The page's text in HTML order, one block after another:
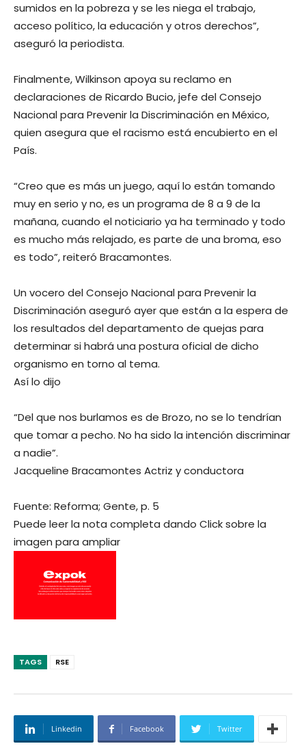
sumidos en la pobreza y se les niega el trabajo,
acceso político, la educación y otros derechos”,
aseguró la periodista.
Finalmente, Wilkinson apoya su reclamo en
declaraciones de Ricardo Bucio, jefe del Consejo
Nacional para Prevenir la Discriminación en México,
quien asegura que el racismo está encubierto en el
País.
“Creo que es más un juego, aquí lo están tomando
muy en serio y no, es un programa de 8 a 9 de la
mañana, cuando el noticiario ya ha terminado y todo
es mucho más relajado, es parte de una broma, eso
es todo”, reiteró Bracamontes.
Un vocero del Consejo Nacional para Prevenir la
Discriminación aseguró ayer que están a la espera de
los resultados del departamento de quejas para
determinar si habrá una postura oficial de dicho
organismo en torno al tema.
Así lo dijo
“Del que nos burlamos es de Brozo, no se lo tendrían
que tomar a pecho. No ha sido la intención discriminar
a nadie”.
Jacqueline Bracamontes Actriz y conductora
Fuente: Reforma; Gente, p. 5
Puede leer la nota completa dando Click sobre la
imagen para ampliar
TAGS RSE
Linkedin Facebook Twitter